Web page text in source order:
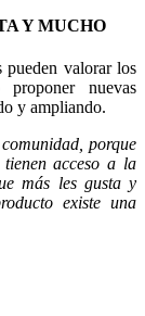
Y MUCHO
pueden valorar los
nuevas
y ampliando.
porque
acceso a la
más les gusta y
existe una